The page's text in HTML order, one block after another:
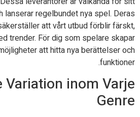
lanserar regelbundet nya spel. Deras
att vårt utbud förblir färskt,
trender. För dig som spelare skapar
att hitta nya berättelser och
funktioner.
Variation inom Varje
Genre